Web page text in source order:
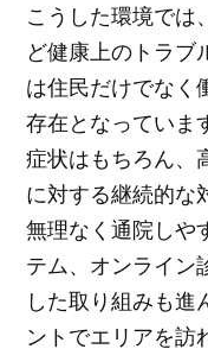
こうした環境では
ど健康上のトラブ
は住民だけでなく
存在となっていま
症状はもちろん、
に対する継続的な
無理なく通院しや
テム、オンライン
した取り組みも進
ントでエリアを訪